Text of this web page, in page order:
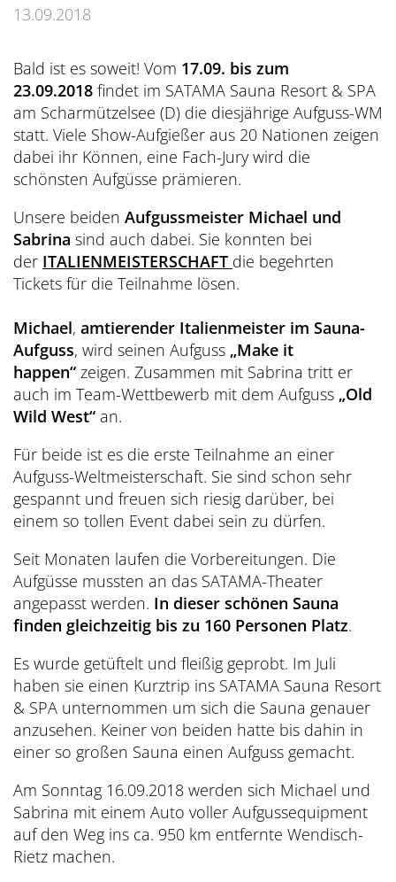
Awards
Preidlhof Events
Belvita
Preferred Hotels & Resorts
Dolce Vita Blog
Honeymoon
Sauna Tower
Pools & Park
À-la-carte-Treatments
Spa News-Blog
Checks & Therapien
Etikette & Kostenrückerstattung
Brixsana
Übersicht
Biken
Golf
Yoga
Fitness
Fun Sports
Tennis
Skilaufen
SÜDTIROL & MERAN
Reinhold Messner
Ötzi
Klima & Naturpark
Sights & Ausflüge
Shoppen & Kultur
Privat-Touren - Ausflüge im Preidlhof
13.09.2018
Bald ist es soweit! Vom 17.09. bis zum
23.09.2018 findet im SATAMA Sauna Resort & SPA
am Scharmützelsee (D) die diesjährige Aufguss-WM
statt. Viele Show-Aufgießer aus 20 Nationen zeigen
dabei ihr Können, eine Fach-Jury wird die
schönsten Aufgüsse prämieren.
Unsere beiden Aufgussmeister Michael und
Sabrina sind auch dabei. Sie konnten bei
der ITALIENMEISTERSCHAFT die begehrten
Tickets für die Teilnahme lösen.
Michael, amtierender Italienmeister im Sauna-
Aufguss, wird seinen Aufguss „Make it
happen“ zeigen. Zusammen mit Sabrina tritt er
auch im Team-Wettbewerb mit dem Aufguss „Old
Wild West“ an.
Für beide ist es die erste Teilnahme an einer
Aufguss-Weltmeisterschaft. Sie sind schon sehr
gespannt und freuen sich riesig darüber, bei
einem so tollen Event dabei sein zu dürfen.
Seit Monaten laufen die Vorbereitungen. Die
Aufgüsse mussten an das SATAMA-Theater
angepasst werden. In dieser schönen Sauna
finden gleichzeitig bis zu 160 Personen Platz.
Es wurde getüftelt und fleißig geprobt. Im Juli
haben sie einen Kurztrip ins SATAMA Sauna Resort
& SPA unternommen um sich die Sauna genauer
anzusehen. Keiner von beiden hatte bis dahin in
einer so großen Sauna einen Aufguss gemacht.
Am Sonntag 16.09.2018 werden sich Michael und
Sabrina mit einem Auto voller Aufgussequipment
auf den Weg ins ca. 950 km entfernte Wendisch-
Rietz machen.